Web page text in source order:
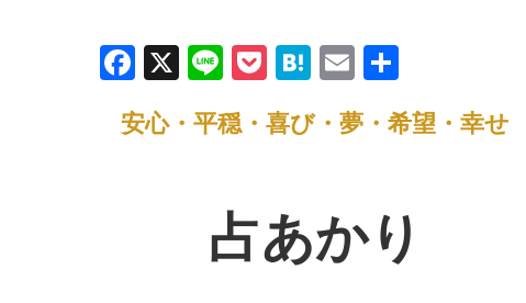
F
c
X
Li
e
P
ck
H
e
E
ail
安心・平穏・喜び・夢・希望・幸せ
占あかり